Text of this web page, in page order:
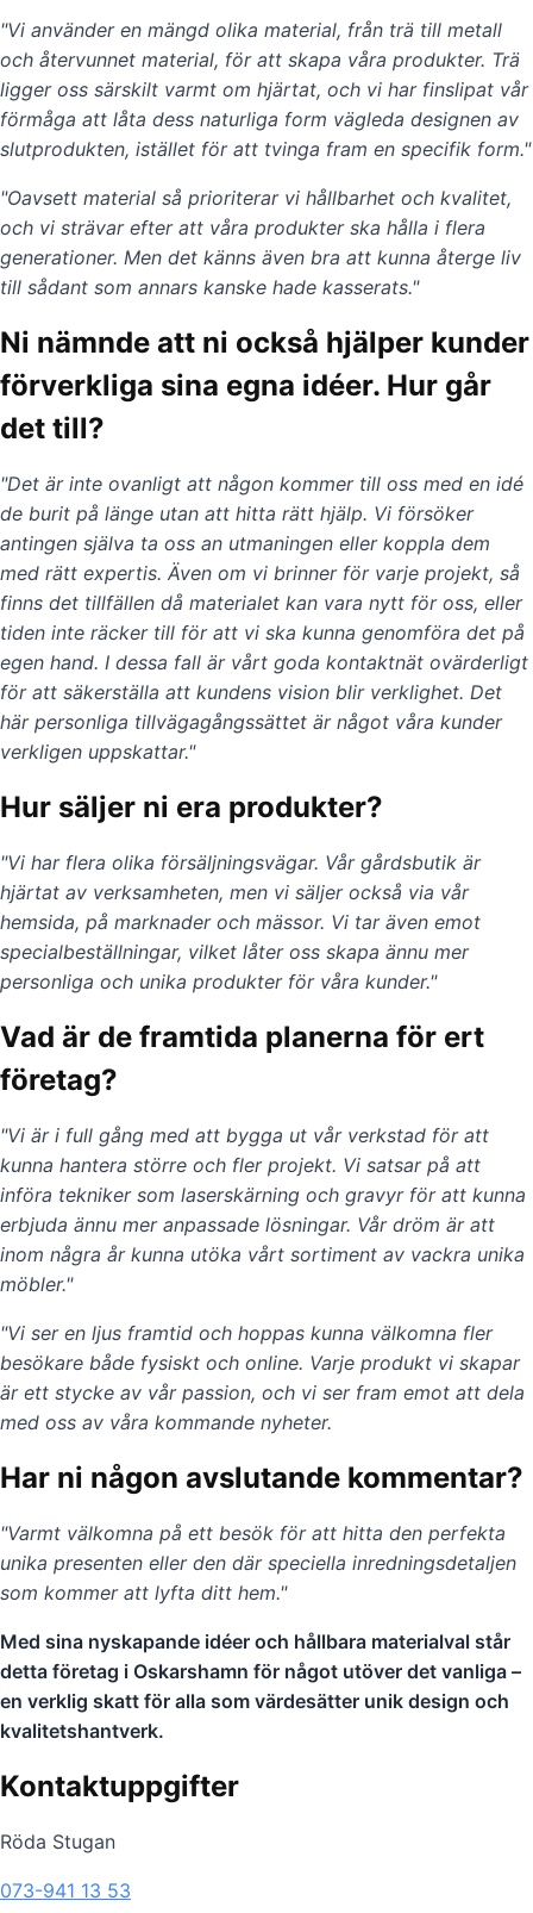
"Vi använder en mängd olika material, från trä till metall
och återvunnet material, för att skapa våra produkter. Trä
ligger oss särskilt varmt om hjärtat, och vi har finslipat vår
förmåga att låta dess naturliga form vägleda designen av
slutprodukten, istället för att tvinga fram en specifik form."
"Oavsett material så prioriterar vi hållbarhet och kvalitet,
och vi strävar efter att våra produkter ska hålla i flera
generationer. Men det känns även bra att kunna återge liv
till sådant som annars kanske hade kasserats."
Ni nämnde att ni också hjälper kunder
förverkliga sina egna idéer. Hur går
det till?
"Det är inte ovanligt att någon kommer till oss med en idé
de burit på länge utan att hitta rätt hjälp. Vi försöker
antingen själva ta oss an utmaningen eller koppla dem
med rätt expertis. Även om vi brinner för varje projekt, så
finns det tillfällen då materialet kan vara nytt för oss, eller
tiden inte räcker till för att vi ska kunna genomföra det på
egen hand. I dessa fall är vårt goda kontaktnät ovärderligt
för att säkerställa att kundens vision blir verklighet. Det
här personliga tillvägagångssättet är något våra kunder
verkligen uppskattar."
Hur säljer ni era produkter?
"Vi har flera olika försäljningsvägar. Vår gårdsbutik är
hjärtat av verksamheten, men vi säljer också via vår
hemsida, på marknader och mässor. Vi tar även emot
specialbeställningar, vilket låter oss skapa ännu mer
personliga och unika produkter för våra kunder."
Vad är de framtida planerna för ert
företag?
"Vi är i full gång med att bygga ut vår verkstad för att
kunna hantera större och fler projekt. Vi satsar på att
införa tekniker som laserskärning och gravyr för att kunna
erbjuda ännu mer anpassade lösningar. Vår dröm är att
inom några år kunna utöka vårt sortiment av vackra unika
möbler."
"Vi ser en ljus framtid och hoppas kunna välkomna fler
besökare både fysiskt och online. Varje produkt vi skapar
är ett stycke av vår passion, och vi ser fram emot att dela
med oss av våra kommande nyheter.
Har ni någon avslutande kommentar?
"Varmt välkomna på ett besök för att hitta den perfekta
unika presenten eller den där speciella inredningsdetaljen
som kommer att lyfta ditt hem."
Med sina nyskapande idéer och hållbara materialval står
detta företag i Oskarshamn för något utöver det vanliga –
en verklig skatt för alla som värdesätter unik design och
kvalitetshantverk.
Kontaktuppgifter
Röda Stugan
073-941 13 53